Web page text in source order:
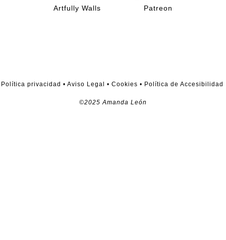
Artfully Walls
Patreon
Política privacidad • Aviso Legal • Cookies • Política de Accesibilidad
©2025 Amanda León